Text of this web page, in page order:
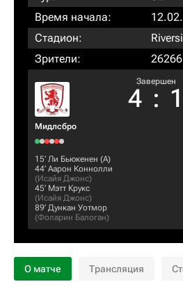
Время начала:
Стадион:
Зрители:
26266
Мидлсбро
Завершен
4 : 1
15‎’‎ Ли Бьюкенен (А)
44‎’‎ Аарон Коннолли
(Исайя Джонс)
45‎’‎ Мэтт Крукс
(Исайя Джонс)
89‎’‎ Дункан Уотмор
(Фоларин Балоган)
О матче Трансляция